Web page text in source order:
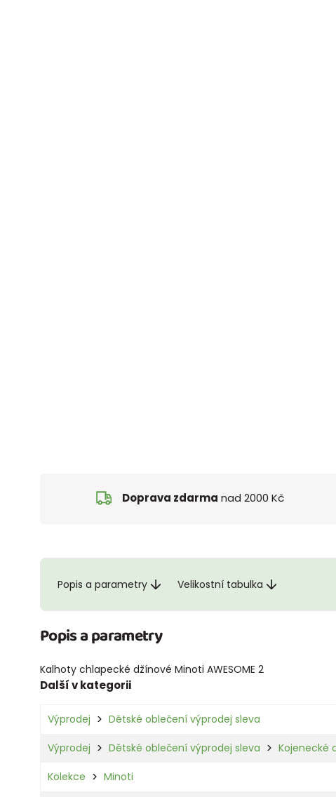
Doprava zdarma nad 2000 Kč
Popis a parametry Velikostní tabulka
Popis a parametry
Kalhoty chlapecké džínové Minoti AWESOME 2
Další v kategorii
Výprodej Dětské oblečení výprodej sleva
Výprodej Dětské oblečení výprodej sleva Kojenecké
Kolekce Minoti